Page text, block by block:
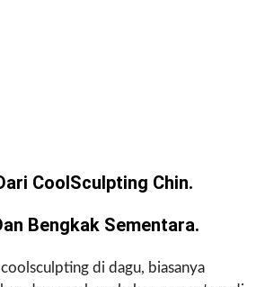
CoolSculpting Chin.
Bengkak Sementara.
di dagu, biasanya